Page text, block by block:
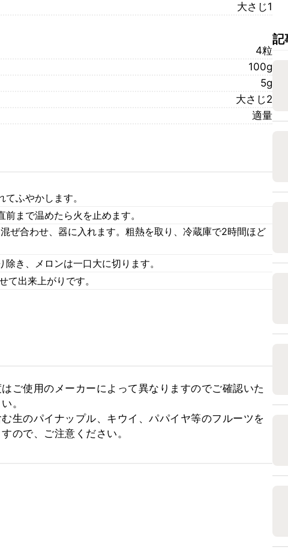
大さじ1
4粒
100g
5g
大さじ2
適量
ふやかします。
まで温めたら火を止めます。
ぜ合わせ、器に入れます。粗熱を取り、冷蔵庫で2時間ほど
き、メロンは一口大に切ります。
て出来上がりです。
ご使用のメーカーによって異なりますのでご確認いた
。
生のパイナップル、キウイ、パパイヤ等のフルーツを
ので、ご注意ください。
記